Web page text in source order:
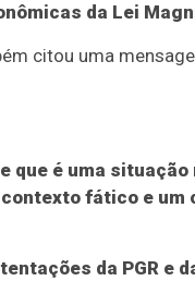
da Lei
citou uma
que é uma
contexto fático e
da PGR e